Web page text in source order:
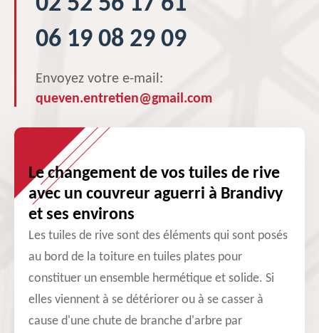
06 19 08 29 09
Envoyez votre e-mail:
queven.entretien@gmail.com
Le changement de vos tuiles de rive
avec un couvreur aguerri à Brandivy
et ses environs
Les tuiles de rive sont des éléments qui sont posés
au bord de la toiture en tuiles plates pour
constituer un ensemble hermétique et solide. Si
elles viennent à se détériorer ou à se casser à
cause d'une chute de branche d'arbre par